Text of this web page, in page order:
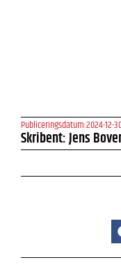
Publiceringsdatum:2024-12-
Skribent: Jens